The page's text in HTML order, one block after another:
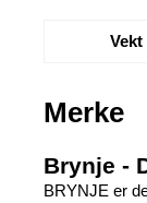
Vekt
Merke
Brynje -
BRYNJE er